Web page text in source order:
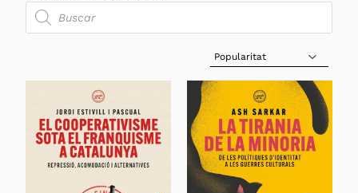
Sort Products